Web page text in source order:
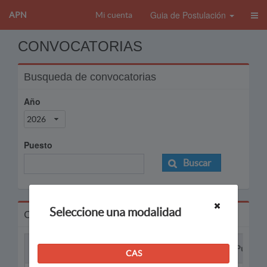
APN Mi cuenta Guia de Postulación
CONVOCATORIAS
Busqueda de convocatorias
Año
2026
Puesto
Buscar
Convocatorias
Puesto
Seleccione una modalidad
CAS